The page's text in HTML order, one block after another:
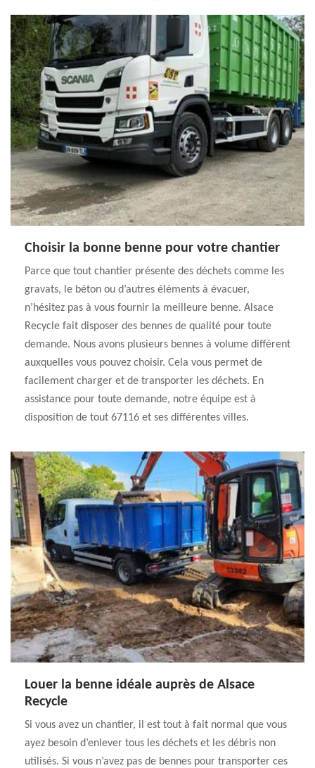
Choisir la bonne benne pour votre chantier
Parce que tout chantier présente des déchets comme les
gravats, le béton ou d’autres éléments à évacuer,
n’hésitez pas à vous fournir la meilleure benne. Alsace
Recycle fait disposer des bennes de qualité pour toute
demande. Nous avons plusieurs bennes à volume différent
auxquelles vous pouvez choisir. Cela vous permet de
facilement charger et de transporter les déchets. En
assistance pour toute demande, notre équipe est à
disposition de tout 67116 et ses différentes villes.
Louer la benne idéale auprès de Alsace
Recycle
Si vous avez un chantier, il est tout à fait normal que vous
ayez besoin d’enlever tous les déchets et les débris non
utilisés. Si vous n’avez pas de bennes pour transporter ces